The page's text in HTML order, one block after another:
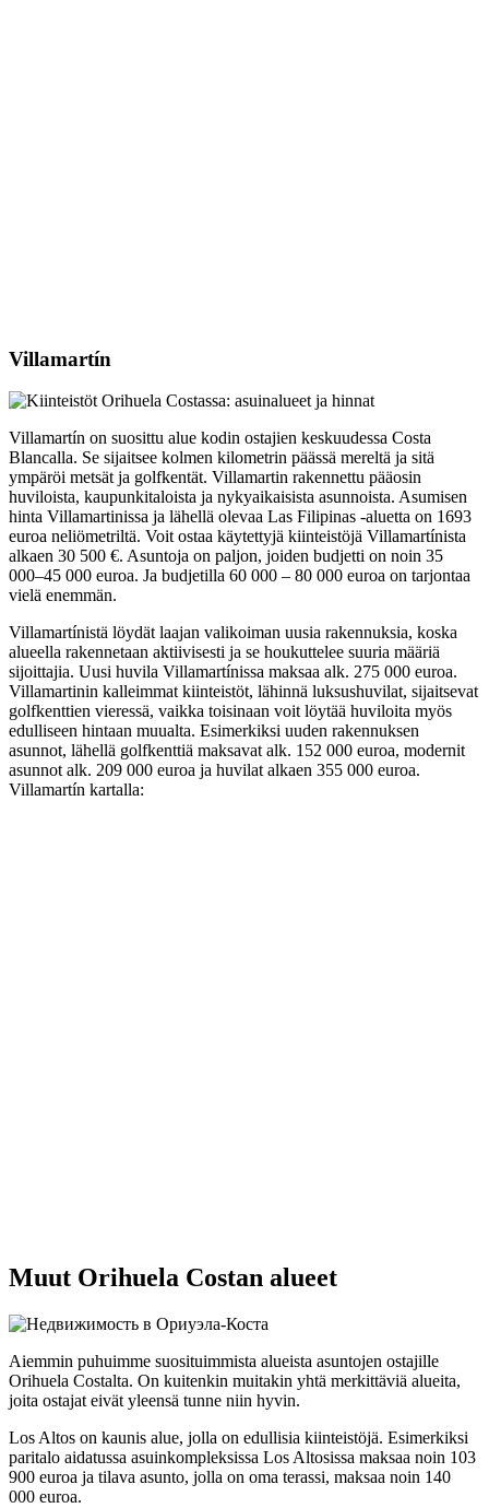
Villamartín
Villamartín on suosittu alue kodin ostajien keskuudessa Costa
Blancalla. Se sijaitsee kolmen kilometrin päässä mereltä ja sitä
ympäröi metsät ja golfkentät. Villamartin rakennettu pääosin
huviloista, kaupunkitaloista ja nykyaikaisista asunnoista. Asumisen
hinta Villamartinissa ja lähellä olevaa Las Filipinas -aluetta on 1693
euroa neliömetriltä. Voit ostaa käytettyjä kiinteistöjä Villamartínista
alkaen 30 500 €. Asuntoja on paljon, joiden budjetti on noin 35
000–45 000 euroa. Ja budjetilla 60 000 – 80 000 euroa on tarjontaa
vielä enemmän.
Villamartínistä löydät laajan valikoiman uusia rakennuksia, koska
alueella rakennetaan aktiivisesti ja se houkuttelee suuria määriä
sijoittajia. Uusi huvila Villamartínissa maksaa alk. 275 000 euroa.
Villamartinin kalleimmat kiinteistöt, lähinnä luksushuvilat, sijaitsevat
golfkenttien vieressä, vaikka toisinaan voit löytää huviloita myös
edulliseen hintaan muualta. Esimerkiksi uuden rakennuksen
asunnot, lähellä golfkenttiä maksavat alk. 152 000 euroa, modernit
asunnot alk. 209 000 euroa ja huvilat alkaen 355 000 euroa.
Villamartín kartalla:
Muut Orihuela Costan alueet
Aiemmin puhuimme suosituimmista alueista asuntojen ostajille
Orihuela Costalta. On kuitenkin muitakin yhtä merkittäviä alueita,
joita ostajat eivät yleensä tunne niin hyvin.
Los Altos on kaunis alue, jolla on edullisia kiinteistöjä. Esimerkiksi
paritalo aidatussa asuinkompleksissa Los Altosissa maksaa noin 103
900 euroa ja tilava asunto, jolla on oma terassi, maksaa noin 140
000 euroa.